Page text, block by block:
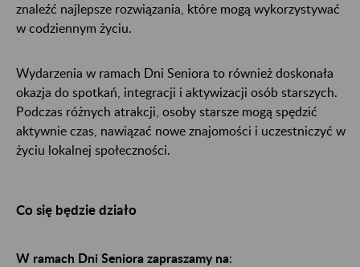
znaleźć najlepsze rozwiązania, które mogą wykorzystywać
w codziennym życiu.
Wydarzenia w ramach Dni Seniora to również doskonała
okazja do spotkań, integracji i aktywizacji osób starszych.
Podczas różnych atrakcji, osoby starsze mogą spędzić
aktywnie czas, nawiązać nowe znajomości i uczestniczyć w
życiu lokalnej społeczności.
Co się będzie działo
W ramach Dni Seniora zapraszamy na: